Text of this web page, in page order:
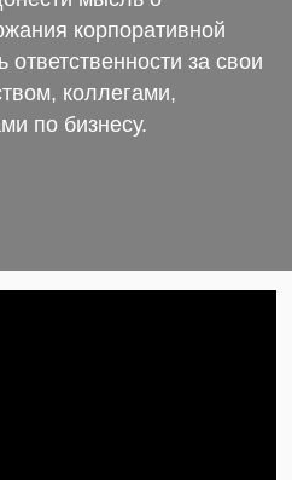
корпоративной
ответственности за свои
коллегами,
по бизнесу.